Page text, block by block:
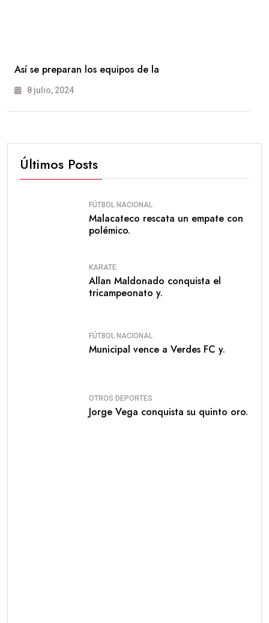
Así se preparan los equipos de la
8 julio, 2024
Últimos Posts
FÚTBOL NACIONAL
Malacateco rescata un empate con
polémico.
KARATE
Allan Maldonado conquista el
tricampeonato y.
FÚTBOL NACIONAL
Municipal vence a Verdes FC y.
OTROS DEPORTES
Jorge Vega conquista su quinto oro.